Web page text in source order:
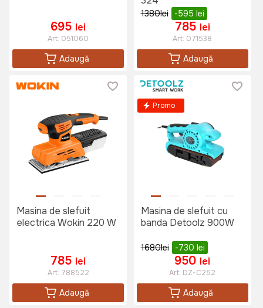
695 lei
Art: 051060
Adaugă
1380lei -595 lei
785 lei
Art: 071538
Adaugă
Masina de slefuit
electrica Wokin 220 W
785 lei
Art: 788522
Adaugă
Promo
Masina de slefuit cu
banda Detoolz 900W
1680lei -730 lei
950 lei
Art: DZ-C252
Adaugă